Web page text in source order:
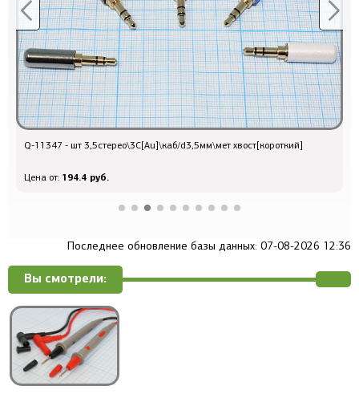
Q-11347 - шт 3,5стерео\3C[Au]\каб/d3,5мм\мет хвост[короткий]
Цена от: 194.4 руб.
Последнее обновление базы данных: 07-08-2026 12:36
Вы смотрели: